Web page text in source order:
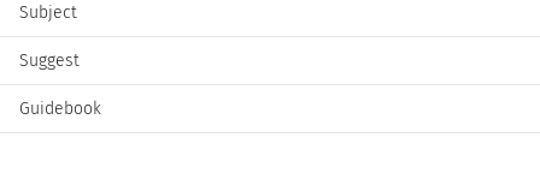
Subject
Suggest
Guidebook